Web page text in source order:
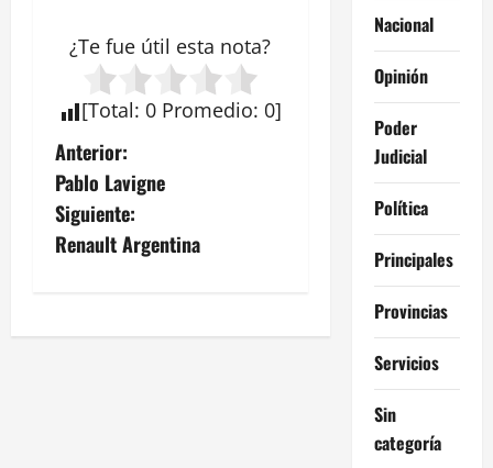
¿Te fue útil esta nota?
[Total: 0 Promedio: 0]
N
a
v
g
Anterior:
Pablo Lavigne
Siguiente:
Renault Argentina
Nacional
Opinión
Poder
Judicial
Política
Principales
Provincias
Servicios
Sin
categoría